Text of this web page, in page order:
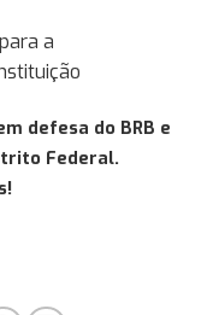
a
defesa do BRB e
Federal.